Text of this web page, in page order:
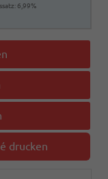
6,99%
drucken